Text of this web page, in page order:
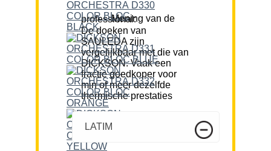
Mening van de professional:
De doeken van
SAULEDA zijn
vergelijkbaar met die van
DICKSON. Vaak een
fractie goedkoper voor
min of meer dezelfde
thermische prestaties
LATIM